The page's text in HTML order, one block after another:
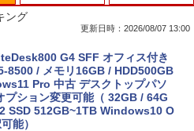
1位常連】【新品】 2026年最新モ
ートパソコン パソコン JIS 日本
ボード 第14世代CPU搭載 Windo
13世代CPU搭載 14.1/15.6インチ
液晶 フルHD cpu N95/N5095/N34
リ 8GB 12GB 16GB 32GB SSD
ング
更新日時：2026/08/07 13:00
G4 SFF オフィス付き
8500 / メモリ16GB / HDD500GB
Pro 中古 デスクトップパソ
プション変更可能（ 32GB / 64G
SSD 512GB~1TB Windows10 O
能）